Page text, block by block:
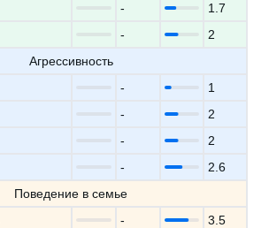
-
1.7
-
2
Агрессивность
-
1
-
2
-
2
-
2.6
Поведение в семье
-
3.5